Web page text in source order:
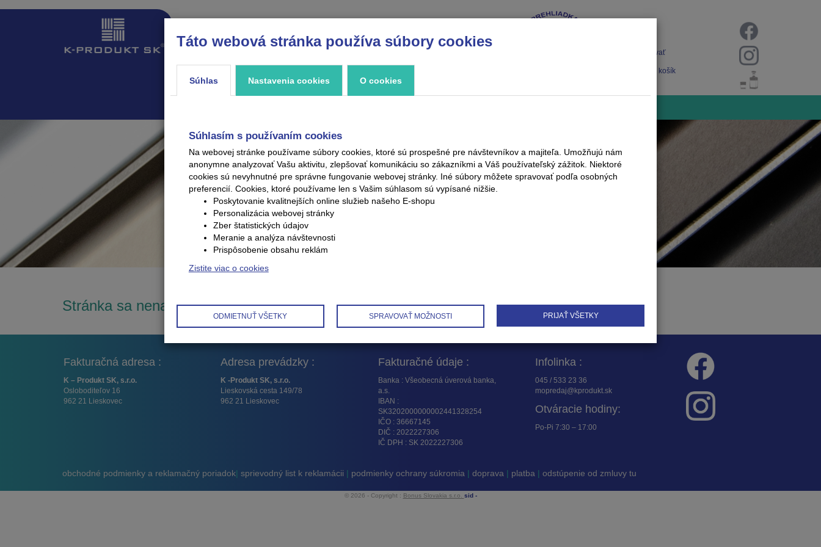
ZAUJÍMAVOSTI Registrovať
Nákupný košík
Stránka sa nenašla.
Fakturačná adresa :
K – Produkt SK, s.r.o.
Osloboditeľov 16
962 21 Lieskovec
Adresa prevádzky :
K -Produkt SK, s.r.o.
Lieskovská cesta 149/78
962 21 Lieskovec
Fakturačné údaje :
Banka : Všeobecná úverová banka,
a.s.
IBAN :
SK3202000000002441328254
IČO : 36667145
DIČ : 2022227306
IČ DPH : SK 2022227306
Infolinka :
045 / 533 23 36
mopredaj@kprodukt.sk
Otváracie hodiny:
Po-Pi 7:30 – 17:00
obchodné podmienky a reklamačný poriadok| sprievodný list k reklamácii | podmienky ochrany súkromia | doprava | platba | odstúpenie od zmluvy tu
© 2026 - Copyright : Bonus Slovakia s.r.o. sid -
Táto webová stránka používa súbory cookies
Súhlas Nastavenia cookies O cookies
Súhlasím s používaním cookies
Na webovej stránke používame súbory cookies, ktoré sú prospešné pre návštevníkov a majiteľa. Umožňujú nám
anonymne analyzovať Vašu aktivitu, zlepšovať komunikáciu so zákazníkmi a Váš používateľský zážitok. Niektoré
cookies sú nevyhnutné pre správne fungovanie webovej stránky. Iné súbory môžete spravovať podľa osobných
preferencií. Cookies, ktoré používame len s Vašim súhlasom sú vypísané nižšie.
Poskytovanie kvalitnejších online služieb našeho E-shopu
Personalizácia webovej stránky
Zber štatistických údajov
Meranie a analýza návštevnosti
Prispôsobenie obsahu reklám
Zistite viac o cookies
ODMIETNUŤ VŠETKY SPRAVOVAŤ MOŽNOSTI PRIJAŤ VŠETKY